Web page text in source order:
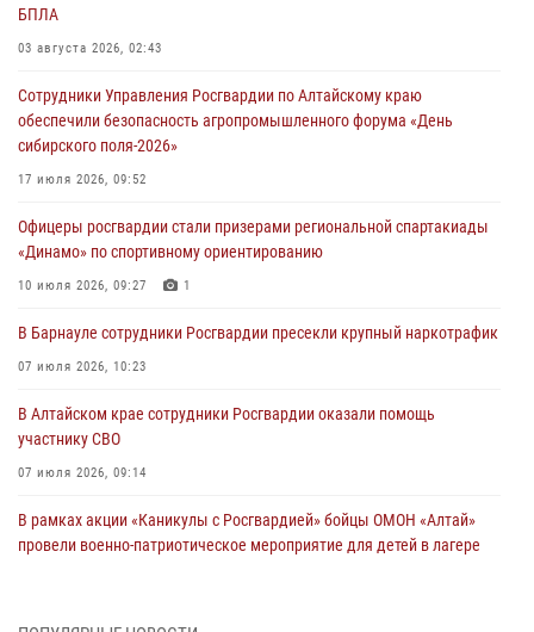
БПЛА
03 августа 2026, 02:43
Сотрудники Управления Росгвардии по Алтайскому краю
обеспечили безопасность агропромышленного форума «День
сибирского поля-2026»
17 июля 2026, 09:52
Офицеры росгвардии стали призерами региональной спартакиады
«Динамо» по спортивному ориентированию
10 июля 2026, 09:27 1
В Барнауле сотрудники Росгвардии пресекли крупный наркотрафик
07 июля 2026, 10:23
В Алтайском крае сотрудники Росгвардии оказали помощь
участнику СВО
07 июля 2026, 09:14
В рамках акции «Каникулы с Росгвардией» бойцы ОМОН «Алтай»
провели военно-патриотическое мероприятие для детей в лагере